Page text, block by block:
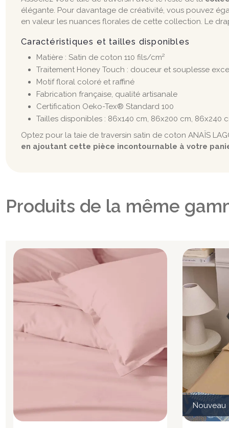
élégante. Pour davantage de créativité, vous pouvez
en valeur les nuances florales de cette collection. Le
Caractéristiques et tailles disponibles
Matière : Satin de coton 110 fils/cm²
Traitement Honey Touch : douceur et souplesse
Motif floral coloré et raffiné
Fabrication française, qualité artisanale
Certification Oeko-Tex® Standard 100
Tailles disponibles : 86x140 cm, 86x200 cm, 86x240
Optez pour la taie de traversin satin de coton ANAÏS
en ajoutant cette pièce incontournable à votre
Produits de la même
Nouveau